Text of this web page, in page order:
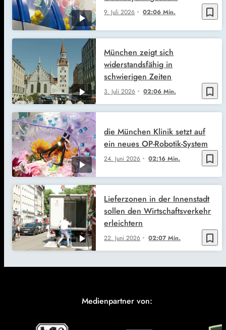
bookmark_border
9. Juli 2026 02:06 Min.
bookmark_border
3. Juli 2026 02:06 Min.
München zeigt sich
widerstandsfähig in
schwierigen Zeiten
bookmark_border
24. Juni 2026 02:16 Min.
die München Klinik setzt auf
ein neues OP-Robotik-System
bookmark_border
22. Juni 2026 02:07 Min.
Lieferzonen in der Innenstadt
sollen den Wirtschaftsverkehr
erleichtern
Medienpartner von: